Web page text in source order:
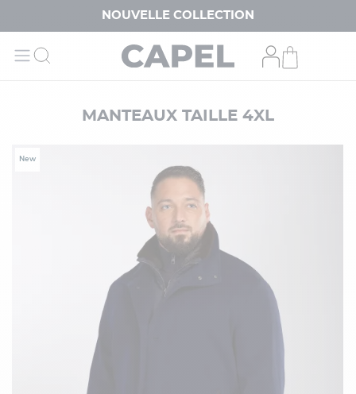
NOUVELLE COLLECTION
MANTEAUX TAILLE 4XL
New